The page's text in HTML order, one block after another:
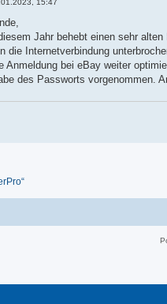
15:47
Jahr behebt einen sehr
die Internetverbindung
Anmeldung bei eBay weiter
des Passworts vorgenommen.